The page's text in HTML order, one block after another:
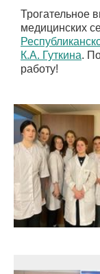
Трогательное
медицинских
К.А. Гуткина.
работу!